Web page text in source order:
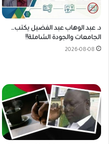
د. عبد الوهاب عبد الفضيل يكتب…
الجامعات والجودة الشاملة!!
2026-08-08